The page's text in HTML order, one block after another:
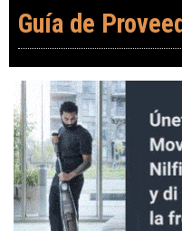
Guía de